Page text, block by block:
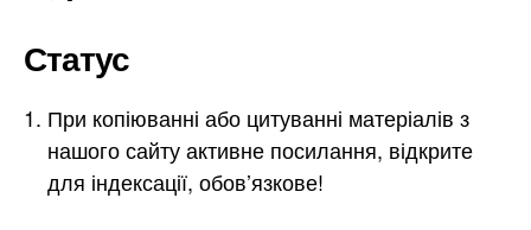
Статус
При копіюванні або цитуванні матеріалів з
нашого сайту активне посилання, відкрите
для індексації, обов’язкове!